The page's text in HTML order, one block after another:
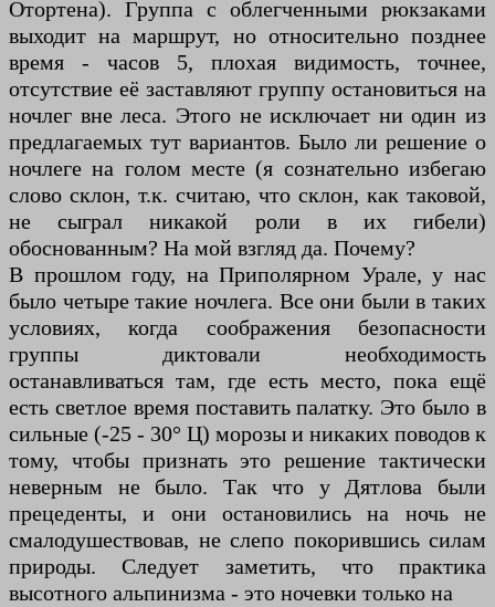
Отортена). Группа с облегченными рюкзаками
выходит на маршрут, но относительно позднее
время - часов 5, плохая видимость, точнее,
отсутствие её заставляют группу остановиться на
ночлег вне леса. Этого не исключает ни один из
предлагаемых тут вариантов. Было ли решение о
ночлеге на голом месте (я сознательно избегаю
слово склон, т.к. считаю, что склон, как таковой,
не сыграл никакой роли в их гибели)
обоснованным? На мой взгляд да. Почему?
В прошлом году, на Приполярном Урале, у нас
было четыре такие ночлега. Все они были в таких
условиях, когда соображения безопасности
группы диктовали необходимость
останавливаться там, где есть место, пока ещё
есть светлое время поставить палатку. Это было в
сильные (-25 - 30° Ц) морозы и никаких поводов к
тому, чтобы признать это решение тактически
неверным не было. Так что у Дятлова были
прецеденты, и они остановились на ночь не
смалодушествовав, не слепо покорившись силам
природы. Следует заметить, что практика
высотного альпинизма - это ночевки только на